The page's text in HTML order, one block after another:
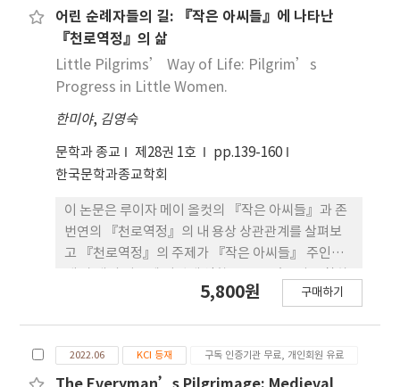
SPSS 18.0을 활용하여 빈도분석, 기술통계, 독립표
본 t-검정의 방법으로 분석하였다. 본 연구의 결과는
다음과 같다. 첫째, 순례명상자의 영성적웰빙, 삶의
질, 회 복경험에 대한 기술통계 분석을 실시한 결과,
영성적웰빙의 하위요인인 종교적웰빙, 영성적웰빙의
척도 전체, 실존적웰빙과 회복경험, 삶의질 순으로 평
균이 높게 나타났다. 둘째, 순례명상자의 연령에 따른
영성적 웰빙, 삶의질, 회복경험의 차이는 유의미하지
않았다. 셋째, 순례명상자의 참여계기에 따른 영성적
웰빙, 삶의질, 회복경험의 차이는 유의미하지 않았다.
넷째, 순례명상 자의 참여목적에 따른 영성적 웰빙,
삶의질, 회복경험의 차이에서는 영성적웰 빙의 하위
요인인 실존적웰빙, 회복경험, 삶의질의 평균이 참여
목적에 따라 차 이가 없었으며, 불교신행이 참여목적
평균이 유 의미하게 높은 것으로 나타났다. 본 연구는
순례명상을 경험한 참여자를 대상으로 그들의 심리적
어린 순례자들의 길: 『작은 아씨들』에 나타난
『천로역정』의 삶
Little Pilgrims’ Way of Life: Pilgrim’s
Progress in Little Women.
한미야, 김영숙
문학과 종교 제28권 1호
pp.139-160
한국문학과종교학회
이 논문은 루이자 메이 올컷의 『작은 아씨들』과 존
번연의 『천로역정』의 내 용상 상관관계를 살펴보
고 『천로역정』의 주제가 『작은 아씨들』 주인공
기 위한 시도이다. 『천로역정』 은 근대 영미 대중에
대해 경고하면서 바람직한 순례 자의 길에 대해 보여
준 작품이다. 『작은 아씨들』첫 부분부터 주인공들
5,800원 구매하기
2022.06 KCI 등재 구독 인증기관 무료, 개인회원 유료